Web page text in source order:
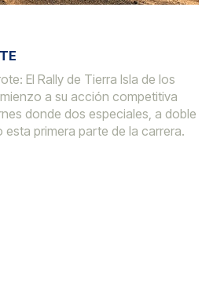
El Rally de Tierra Isla de los
a su acción competitiva
donde dos especiales, a doble
primera parte de la carrera.